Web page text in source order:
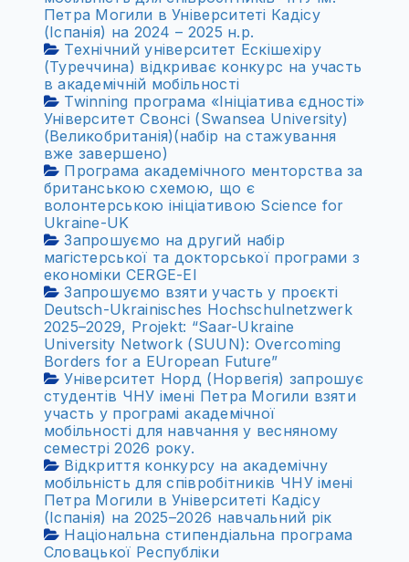
Петра Могили в Університеті Кадісу
(Іспанія) на 2024 – 2025 н.р.
Технічний університет Ескішехіру
(Туреччина) відкриває конкурс на участь
в академічній мобільності
Twinning програма «Ініціатива єдності»
Університет Свонсі (Swansea University)
(Великобританія)(набір на стажування
вже завершено) ‌
Програма академічного менторства за
британською схемою, що є
волонтерською ініціативою Science for
Ukraine-UK
Запрошуємо на другий набір
магістерської та докторської програми з
економіки CERGE-EI
Запрошуємо взяти участь у проєкті
Deutsch-Ukrainisches Hochschulnetzwerk
2025–2029, Projekt: “Saar-Ukraine
University Network (SUUN): Overcoming
Borders for a EUropean Future”
Університет Норд (Норвегія) запрошує
студентів ЧНУ імені Петра Могили взяти
участь у програмі академічної
мобільності для навчання у весняному
семестрі 2026 року.
Відкриття конкурсу на академічну
мобільність для співробітників ЧНУ імені
Петра Могили в Університеті Кадісу
(Іспанія) на 2025–2026 навчальний рік
Національна стипендіальна програма
Словацької Республіки